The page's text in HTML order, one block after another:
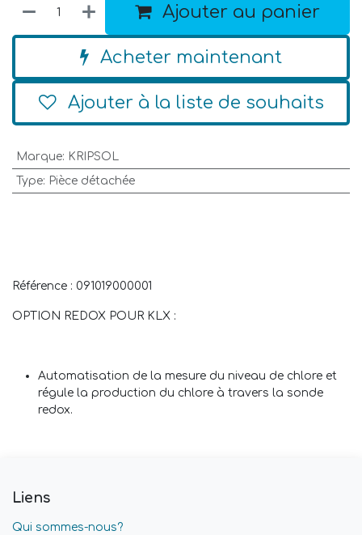
Ajouter au panier
Acheter maintenant
Ajouter à la liste de souhaits
Marque: KRIPSOL
Type: Pièce détachée
Référence : 091019000001
OPTION REDOX POUR KLX :
Automatisation de la mesure du niveau de chlore et
régule la production du chlore à travers la sonde
redox.
Liens
Qui sommes-nous?